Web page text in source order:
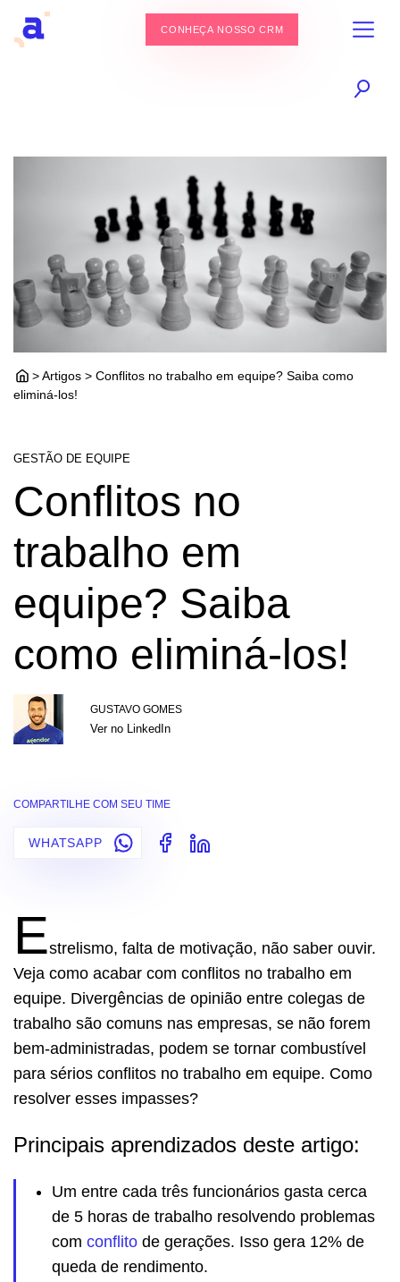
CONHEÇA NOSSO CRM
> Artigos > Conflitos no trabalho em equipe? Saiba como
eliminá-los!
GESTÃO DE EQUIPE
Conflitos no
trabalho em
equipe? Saiba
como eliminá-los!
GUSTAVO GOMES
Ver no LinkedIn
COMPARTILHE COM SEU TIME
WHATSAPP
Estrelismo, falta de motivação, não saber ouvir.
Veja como acabar com conflitos no trabalho em
equipe. Divergências de opinião entre colegas de
trabalho são comuns nas empresas, se não forem
bem-administradas, podem se tornar combustível
para sérios conflitos no trabalho em equipe. Como
resolver esses impasses?
Principais aprendizados deste artigo:
Um entre cada três funcionários gasta cerca
de 5 horas de trabalho resolvendo problemas
com conflito de gerações. Isso gera 12% de
queda de rendimento.